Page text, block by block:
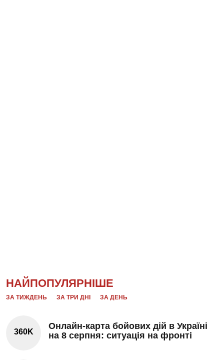
НАЙПОПУЛЯРНІШЕ
ЗА ТИЖДЕНЬ ЗА ТРИ ДНІ ЗА ДЕНЬ
360K
Онлайн-карта бойових дій в Україні
на 8 серпня: ситуація на фронті